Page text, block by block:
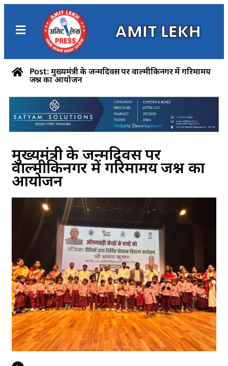
AMIT LEKH
Post: मुख्यमंत्री के जन्मदिवस पर वाल्मीकिनगर में गरिमामय
जश्न का आयोजन
मुख्यमंत्री के जन्मदिवस पर
वाल्मीकिनगर में गरिमामय जश्न का
आयोजन